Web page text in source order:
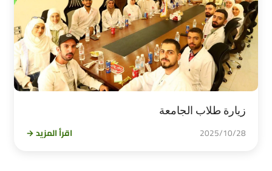
زيارة طلاب الجامعة
2025/10/28 اقرأ المزيد →